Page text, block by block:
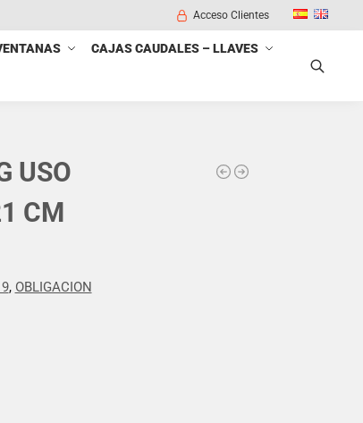
Acceso Clientes
CAJAS CAUDALES – LLAVES
USO
CM
, OBLIGACION